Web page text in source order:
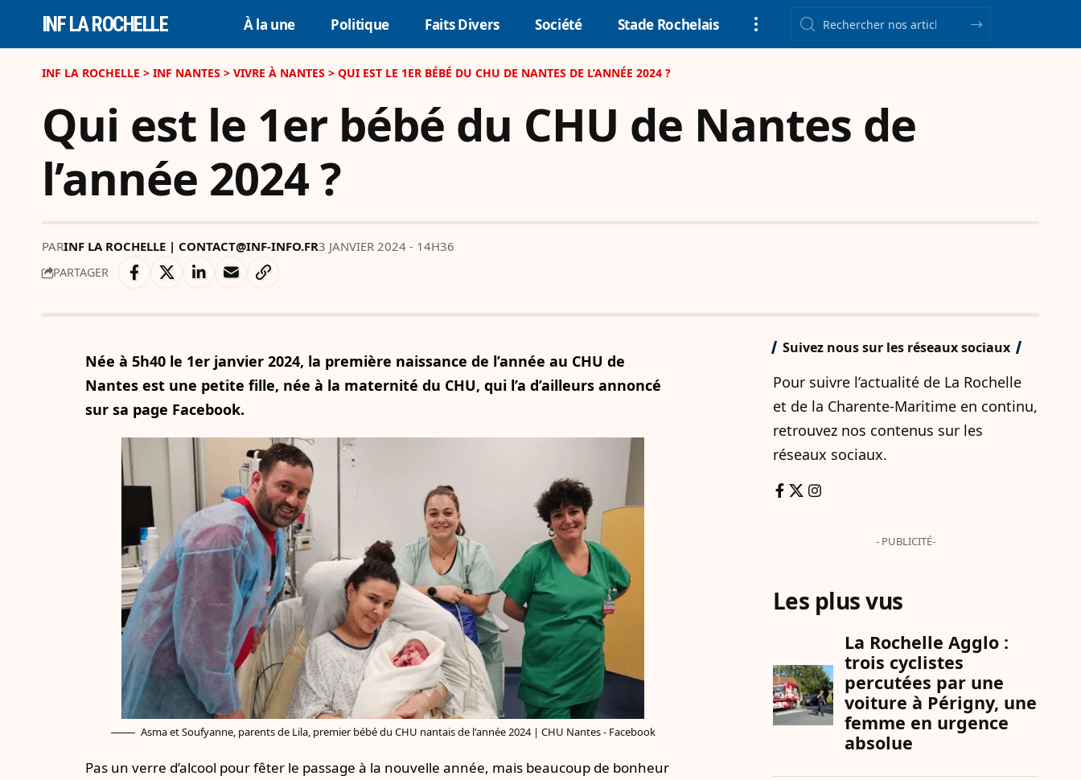
INF LA ROCHELLE À la une Politique Faits Divers Société Stade Rochelais
INF LA ROCHELLE > INF NANTES > VIVRE À NANTES > QUI EST LE 1ER BÉBÉ DU CHU DE NANTES DE L’ANNÉE 2024 ?
Qui est le 1er bébé du CHU de Nantes de
l’année 2024 ?
PARINF LA ROCHELLE | CONTACT@INF-INFO.FR3 JANVIER 2024 - 14H36
PARTAGER
Née à 5h40 le 1er janvier 2024, la première naissance de l’année au CHU de
Nantes est une petite fille, née à la maternité du CHU, qui l’a d’ailleurs annoncé
sur sa page Facebook.
Asma et Soufyanne, parents de Lila, premier bébé du CHU nantais de l'année 2024 | CHU Nantes - Facebook
Pas un verre d’alcool pour fêter le passage à la nouvelle année, mais beaucoup de bonheur
Suivez nous sur les réseaux sociaux
Pour suivre l’actualité de La Rochelle
et de la Charente-Maritime en continu,
retrouvez nos contenus sur les
réseaux sociaux.
- PUBLICITÉ-
Les plus vus